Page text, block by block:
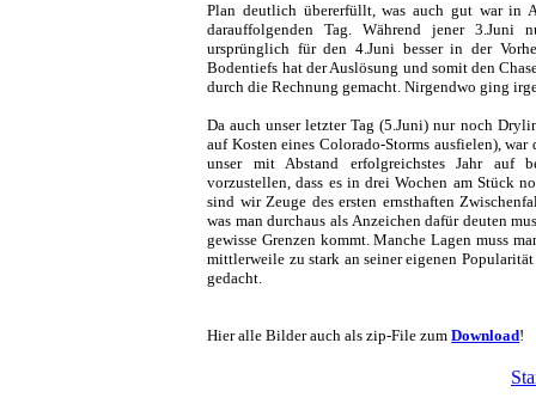
Plan deutlich übererfüllt, was auch gut war in
darauffolgenden Tag. Während jener 3.Juni
ursprünglich für den 4.Juni besser in der
Bodentiefs hat der Auslösung und somit den
durch die Rechnung gemacht. Nirgendwo ging
Da auch unser letzter Tag (5.Juni) nur noch
auf Kosten eines Colorado-Storms ausfielen),
unser mit Abstand erfolgreichstes Jahr auf
vorzustellen, dass es in drei Wochen am Stück
sind wir Zeuge des ersten ernsthaften
was man durchaus als Anzeichen dafür deuten
gewisse Grenzen kommt. Manche Lagen muss
mittlerweile zu stark an seiner eigenen
gedacht.
Hier alle Bilder auch als zip-File zumDownload!